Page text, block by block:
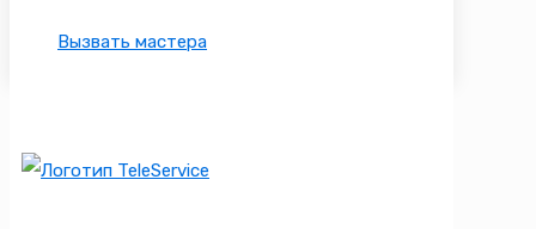
Вызвать мастера